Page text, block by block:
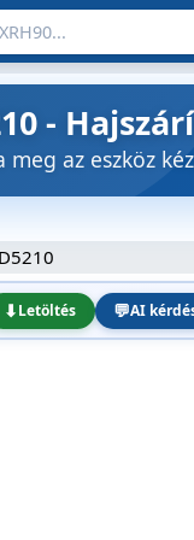
-
meg az eszköz
D5210
⬇Letöltés 💬AI